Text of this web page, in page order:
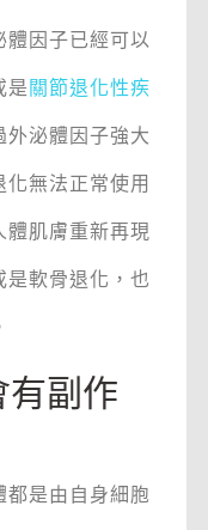
體因子已經可以
是 關節退化性疾
外泌體因子強大
無法正常使用
體肌膚重新再現
是軟骨退化，也
有副作
都是由自身細胞